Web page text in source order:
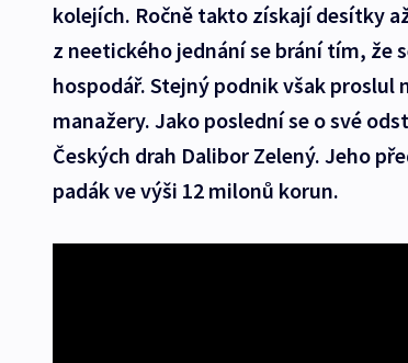
kolejích. Ročně takto získají desítky
z neetického jednání se brání tím, že
hospodář. Stejný podnik však proslul
manažery. Jako poslední se o své
Českých drah Dalibor Zelený. Jeho
padák ve výši 12 milonů korun.